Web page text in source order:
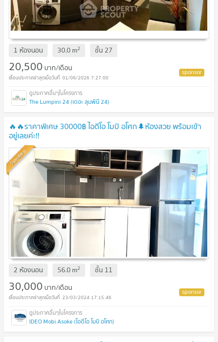
1 ห้องนอน 30.0m2 ชั้น 27
20,500 บาท/เดือน
01/06/2026 7:27:00
The Lumpini 24 (เดอะ ลุมพินี 24)
🔥🔥ราคาพิเศษ 30000฿ ไอดีโอ โมบิ อโศก🌲ห้องสวย พร้อมเข้า
อยู่เลยค่ะ!!
Standard
2 ห้องนอน 56.0m2 ชั้น 11
30,000 บาท/เดือน
23/03/2024 17:15:46
IDEO Mobi Asoke (ไอดีโอ โมบิ อโศก)